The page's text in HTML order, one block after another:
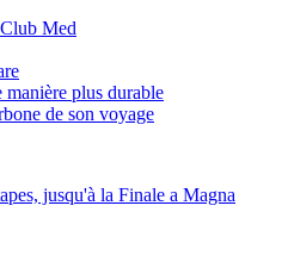
Med
plus durable
de son voyage
jusqu'à la Finale a Magna